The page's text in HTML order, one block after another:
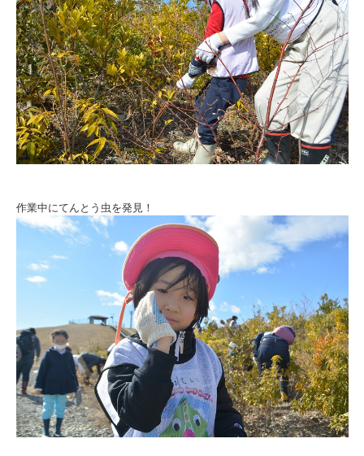
作業中にてんとう虫を発見！